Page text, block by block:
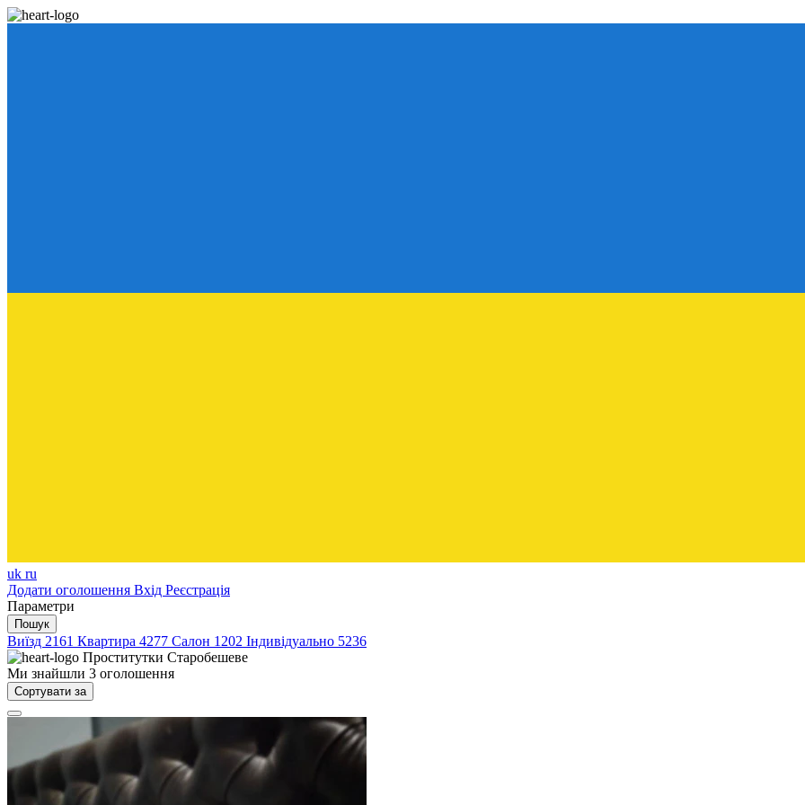
uk ru
Додати оголошення Вхід Реєстрація
Параметри
Пошук
Виїзд 2161 Квартира 4277 Салон 1202 Індивідуально 5236
Проститутки Старобешеве
Ми знайшли 3 оголошення
Сортувати за